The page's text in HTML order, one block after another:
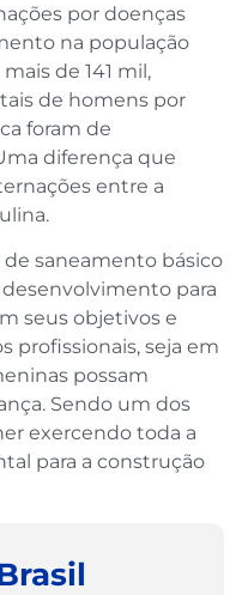
por doenças
na população
de 141 mil,
de homens por
foram de
diferença que
entre a
de saneamento básico
para
seus objetivos e
profissionais, seja em
possam
Sendo um dos
exercendo toda a
para a construção